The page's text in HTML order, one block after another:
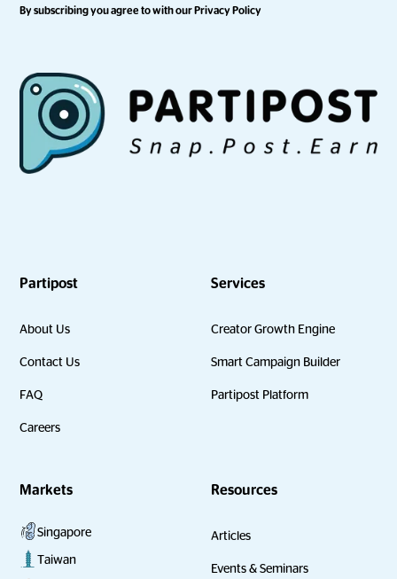
By subscribing you agree to with ourPrivacy Policy
Partipost
About Us
Contact Us
FAQ
Careers
Services
Creator Growth Engine
Smart Campaign Builder
Partipost Platform
Markets
Singapore
Taiwan
Resources
Articles
Events & Seminars